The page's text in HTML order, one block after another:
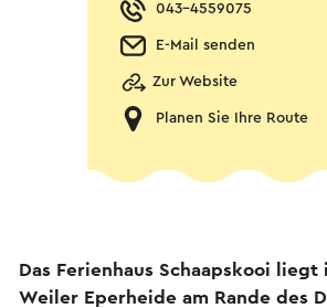
043-4559075
E-Mail senden
Zur Website
Planen Sie Ihre Route
Das Ferienhaus Schaapskooi liegt
Weiler Eperheide am Rande des